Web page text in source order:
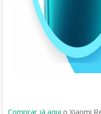
Comprar já aqui o Xiaomi